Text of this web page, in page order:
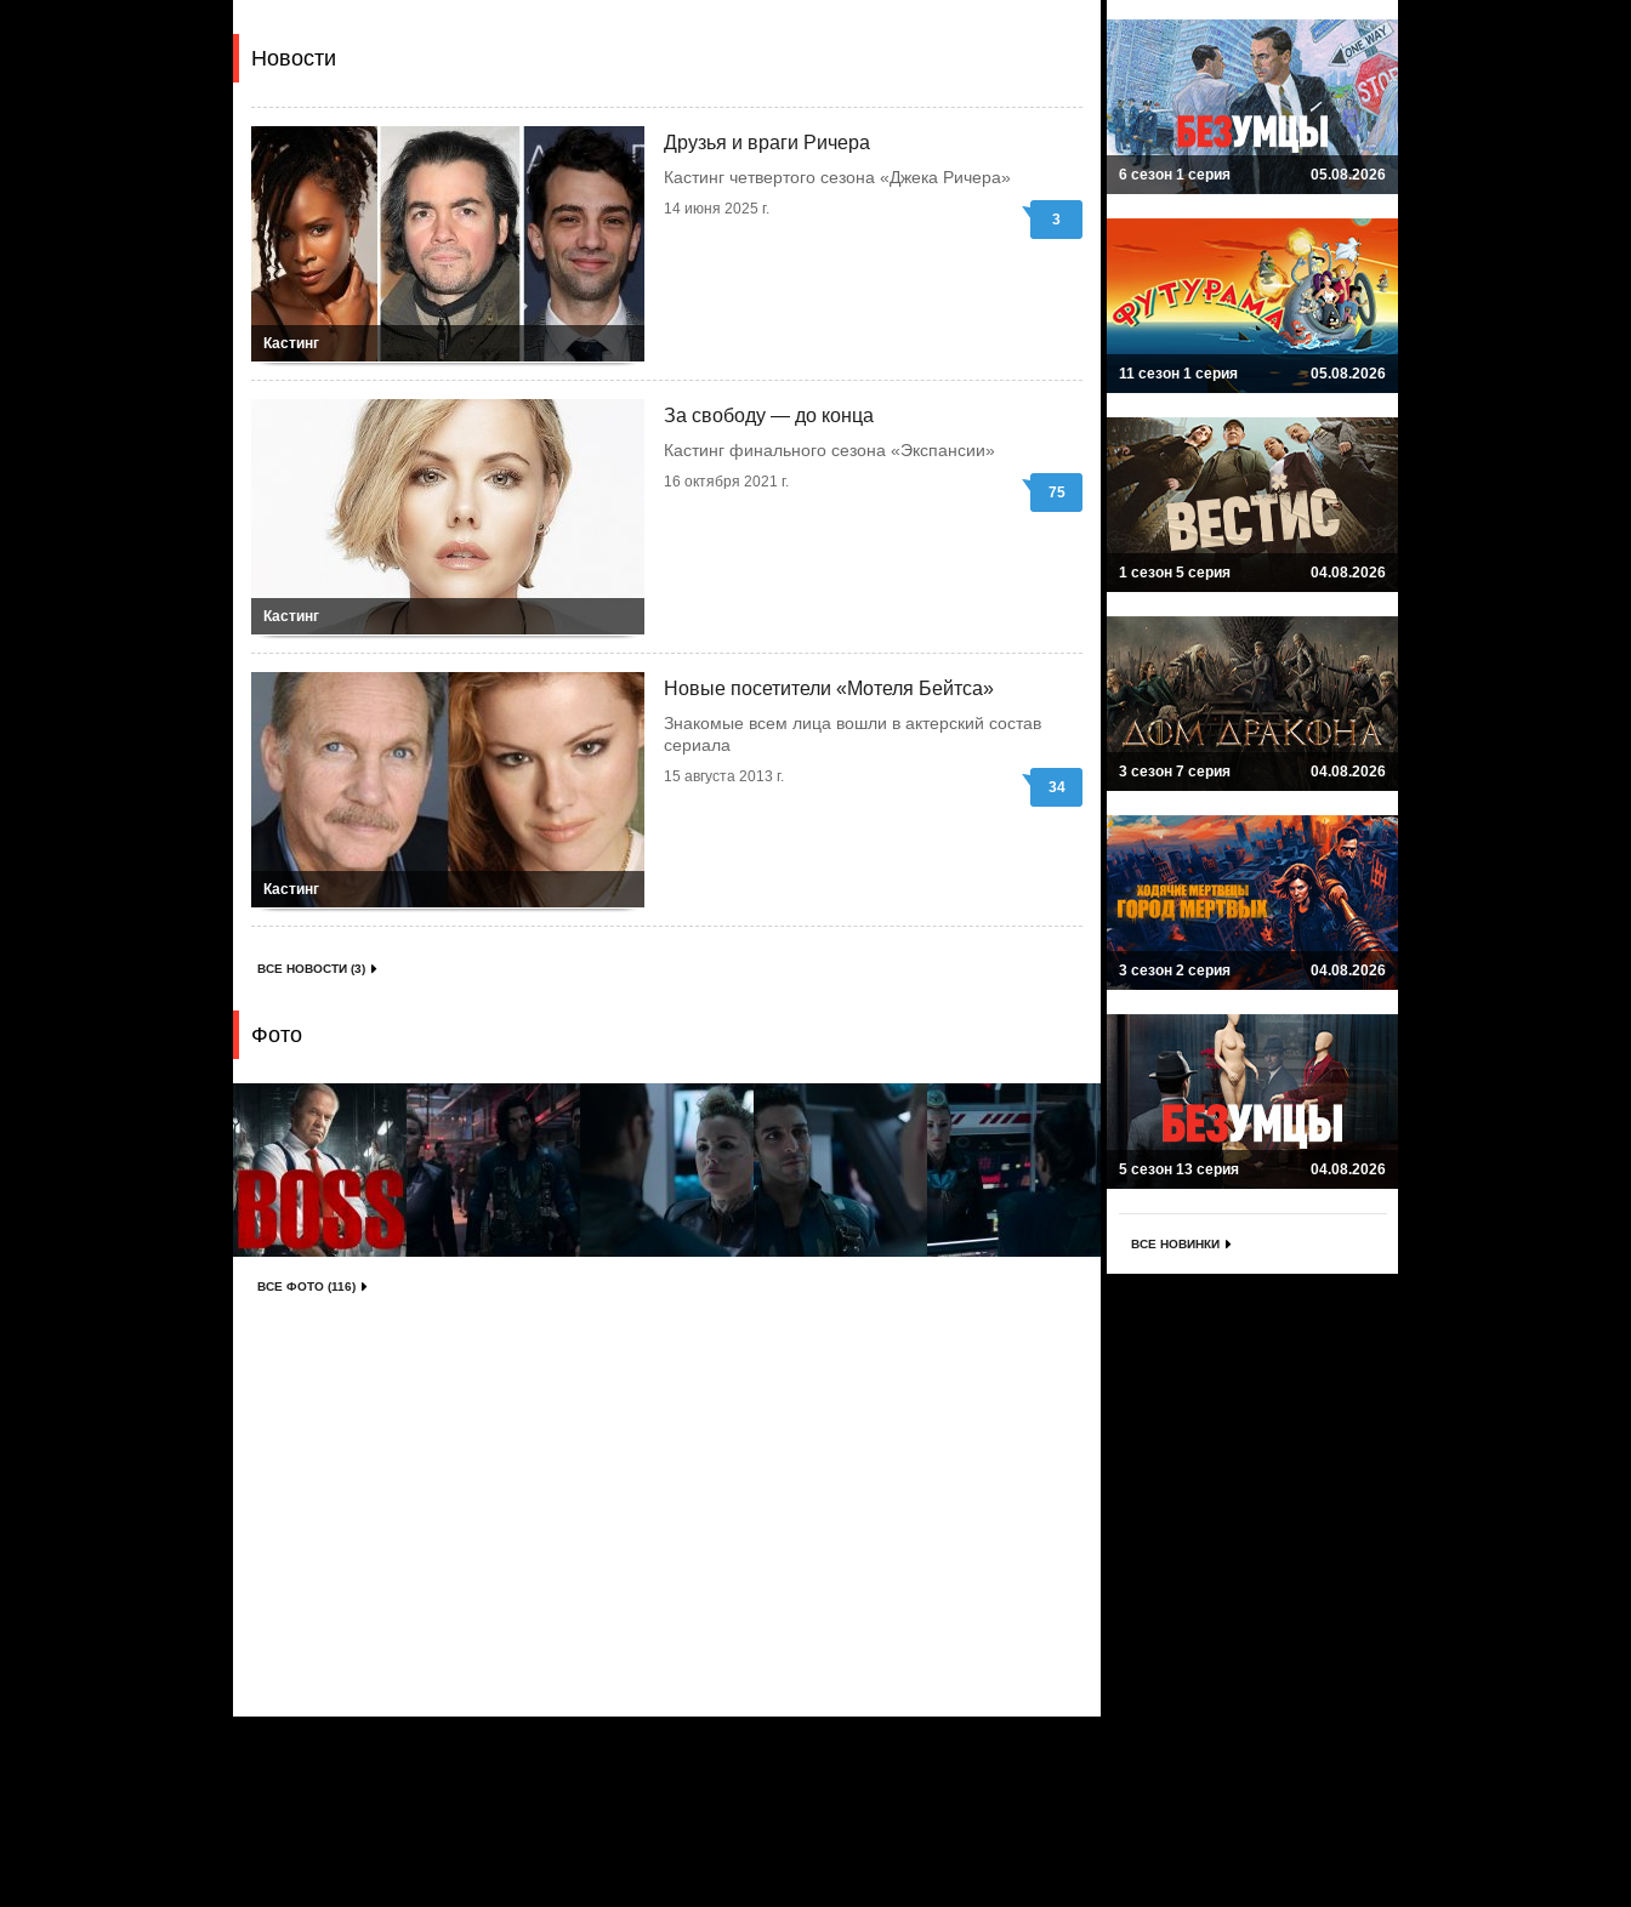
Новости
Кастинг
Друзья и враги Ричера
Кастинг четвертого сезона «Джека Ричера»
14 июня 2025 г.
3
Кастинг
За свободу — до конца
Кастинг финального сезона «Экспансии»
16 октября 2021 г.
75
Кастинг
Новые посетители «Мотеля Бейтса»
Знакомые всем лица вошли в актерский состав
сериала
15 августа 2013 г.
34
ВСЕ НОВОСТИ (3)
Фото
ВСЕ ФОТО (116)
6 сезон 1 серия 05.08.2026
11 сезон 1 серия 05.08.2026
1 сезон 5 серия 04.08.2026
3 сезон 7 серия 04.08.2026
3 сезон 2 серия 04.08.2026
5 сезон 13 серия 04.08.2026
ВСЕ НОВИНКИ